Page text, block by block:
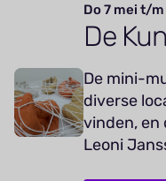
Do 7 mei t/
De
De mini-
diverse
vinden, en
Leoni